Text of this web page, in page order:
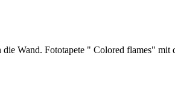
Wand. Fototapete " Colored flames"